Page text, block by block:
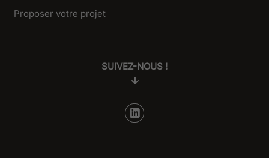
Proposer votre projet
SUIVEZ-NOUS !